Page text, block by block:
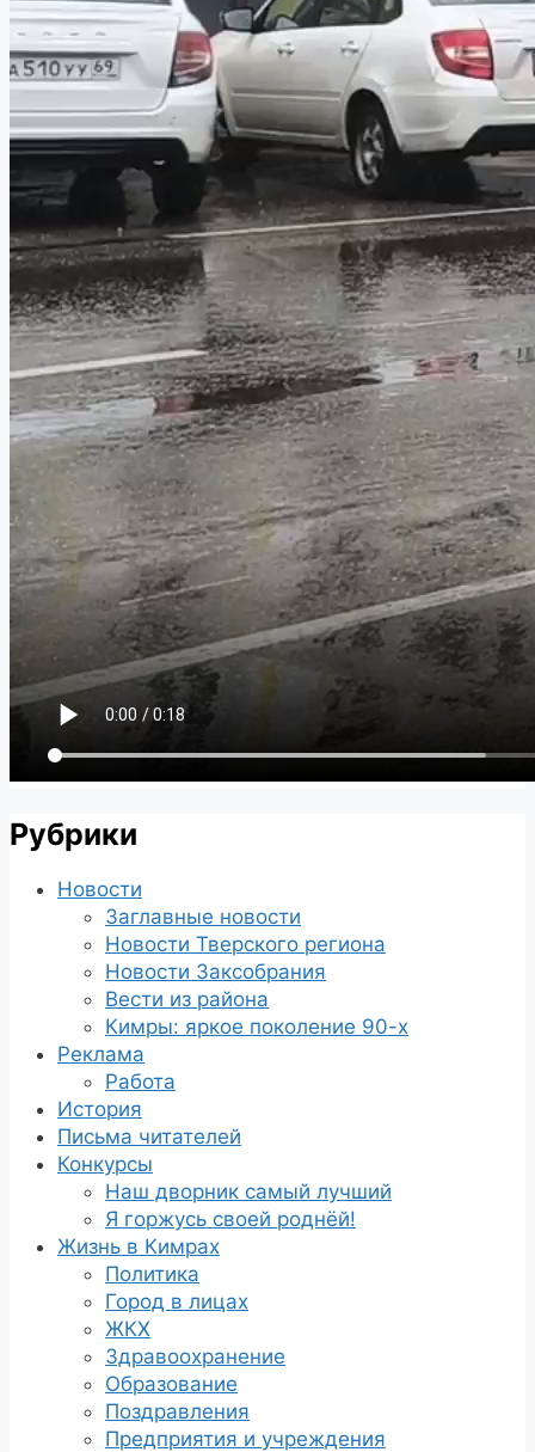
Рубрики
Новости
Заглавные новости
Новости Тверского региона
Новости Заксобрания
Вести из района
Кимры: яркое поколение 90-х
Реклама
Работа
История
Письма читателей
Конкурсы
Наш дворник самый лучший
Я горжусь своей роднёй!
Жизнь в Кимрах
Политика
Город в лицах
ЖКХ
Здравоохранение
Образование
Поздравления
Предприятия и учреждения